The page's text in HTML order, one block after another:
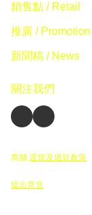
銷售點 / Retail
推廣 / Promotion
新聞稿 / News
關注我們
商舖 退貨及退款政策
提出意見